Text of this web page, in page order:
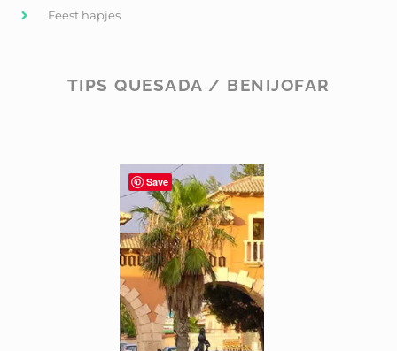
Feest hapjes
TIPS QUESADA / BENIJOFAR
Save